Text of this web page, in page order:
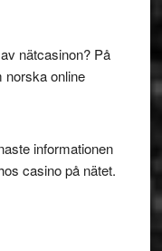
nätcasinon? På
norska online
informationen
casino på nätet.